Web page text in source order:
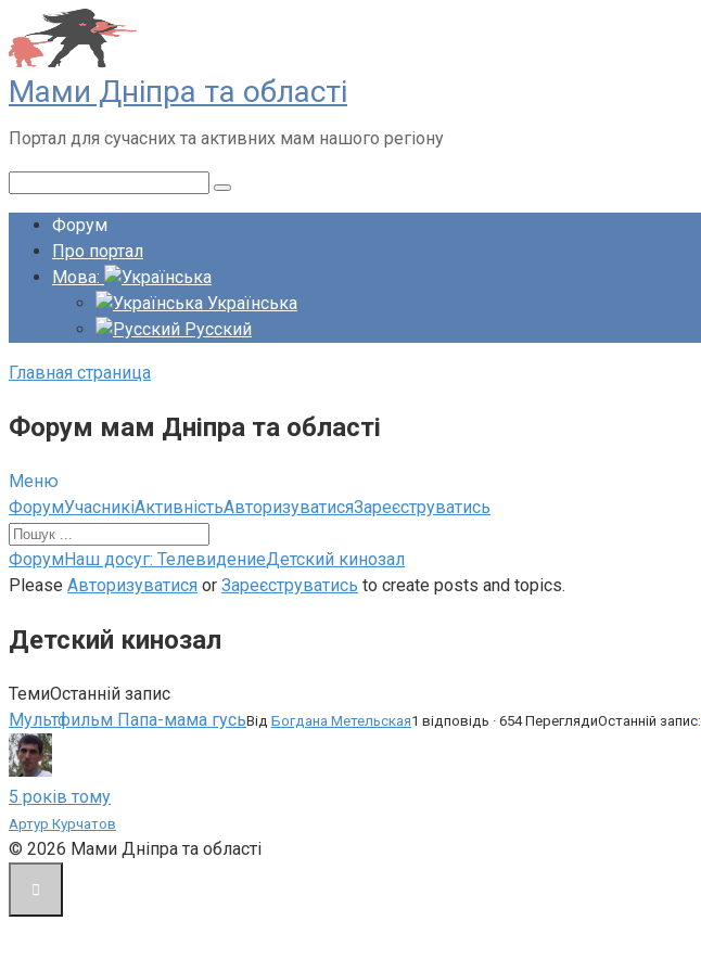
Перейти
до
вмісту
Мами Дніпра та області
Портал для сучасних та активних мам нашого регіону
Форум
Про портал
Мова:
Українська
Русский
Главная страница
Форум мам Дніпра та області
Меню
Навігація
по
форуму
ФорумУчасникіАктивністьАвторизуватисяЗареєструватись
Навігаційна
стежка
–
тут:
ФорумНаш досуг: ТелевидениеДетский кинозал
Please Авторизуватися or Зареєструватись to create posts and topics.
Детский кинозал
ТемиОстанній запис
Мультфильм Папа-мама гусьВід Богдана Метельская1 відповідь · 654 ПереглядиОстанній запис:
5 років тому
Артур Курчатов
© 2026 Мами Дніпра та області